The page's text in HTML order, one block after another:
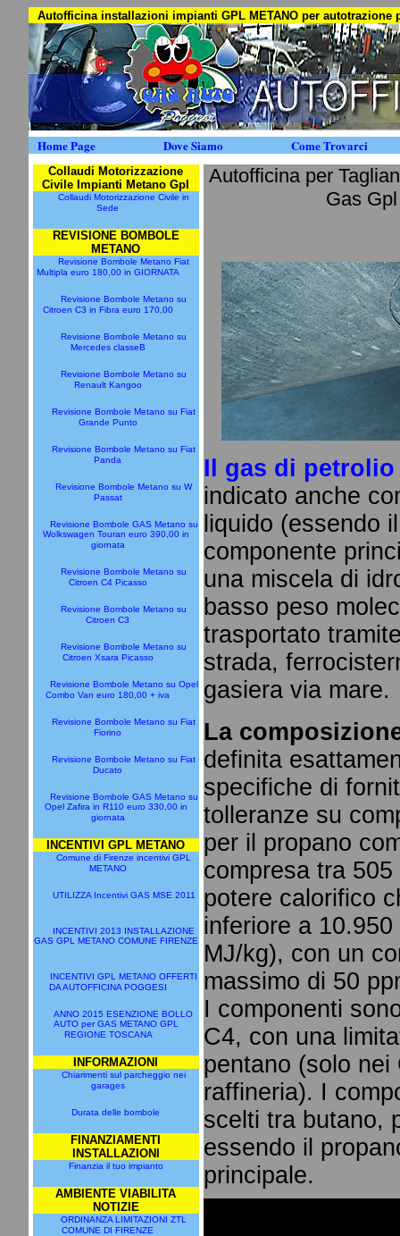
Autofficina installazioni impianti GPL METANO per autotrazione
Home Page Dove Siamo Come Trovarci
Collaudi Motorizzazione
Civile Impianti Metano Gpl
Collaudi Motorizzazione Civile in
Sede
REVISIONE BOMBOLE
METANO
Revisione Bombole Metano Fiat
Multipla euro 180,00 in GIORNATA
Revisione Bombole Metano su
Citroen C3 in Fibra euro 170,00
Revisione Bombole Metano su
Mercedes classeB
Revisione Bombole Metano su
Renault Kangoo
Revisione Bombole Metano su Fiat
Grande Punto
Revisione Bombole Metano su Fiat
Panda
Revisione Bombole Metano su W
Passat
Revisione Bombole GAS Metano su
Wolkswagen Touran euro 390,00 in
giornata
Revisione Bombole Metano su
Citroen C4 Picasso
Revisione Bombole Metano su
Citroen C3
Revisione Bombole Metano su
Citroen Xsara Picasso
Revisione Bombole Metano su Opel
Combo Van euro 180,00 + iva
Revisione Bombole Metano su Fiat
Fiorino
Revisione Bombole Metano su Fiat
Ducato
Revisione Bombole GAS Metano su
Opel Zafira in R110 euro 330,00 in
giornata
INCENTIVI GPL METANO
Comune di Firenze incentivi GPL
METANO
UTILIZZA Incentivi GAS MSE 2011
INCENTIVI 2013 INSTALLAZIONE
GAS GPL METANO COMUNE FIRENZE
INCENTIVI GPL METANO OFFERTI
DA AUTOFFICINA POGGESI
ANNO 2015 ESENZIONE BOLLO
AUTO per GAS METANO GPL
REGIONE TOSCANA
INFORMAZIONI
Chiarimenti sul parcheggio nei
garages
Durata delle bombole
FINANZIAMENTI
INSTALLAZIONI
Finanzia il tuo impianto
AMBIENTE VIABILITA
NOTIZIE
ORDINANZA LIMITAZIONI ZTL
COMUNE DI FIRENZE
Autofficina per
Gas
Il gas di
indicato anche
liquido (essendo
componente
una miscela di
basso peso
trasportato
strada,
gasiera via mare.
La
definita
specifiche di
tolleranze su
per il propano
compresa tra
potere calorifico
inferiore a
MJ/kg), con un
massimo di 50
I componenti
C4, con una
pentano (solo nei
raffineria). I
scelti tra butano,
essendo il
principale.